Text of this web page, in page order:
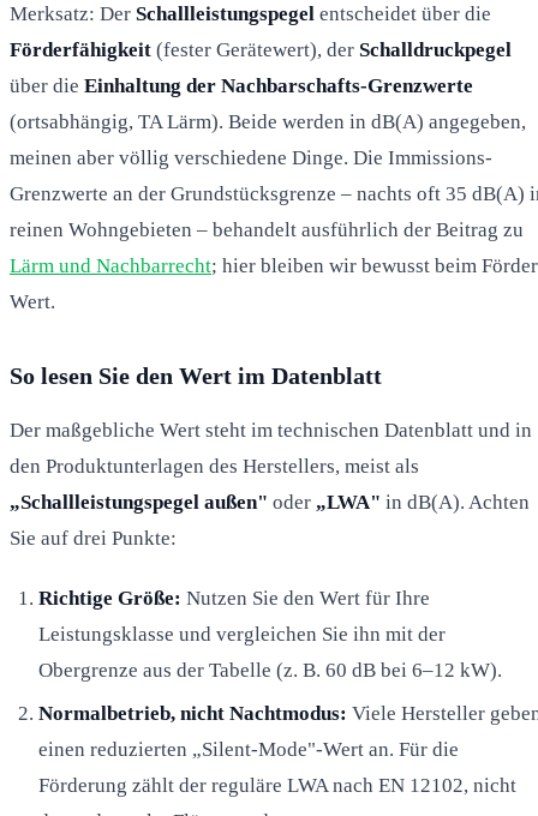
Merksatz: Der Schallleistungspegel entscheidet über die
Förderfähigkeit (fester Gerätewert), der Schalldruckpegel
über die Einhaltung der Nachbarschafts-Grenzwerte
(ortsabhängig, TA Lärm). Beide werden in dB(A) angegeben,
meinen aber völlig verschiedene Dinge. Die Immissions-
Grenzwerte an der Grundstücksgrenze – nachts oft 35 dB(A)
reinen Wohngebieten – behandelt ausführlich der Beitrag zu
Lärm und Nachbarrecht; hier bleiben wir bewusst beim
Wert.
So lesen Sie den Wert im Datenblatt
Der maßgebliche Wert steht im technischen Datenblatt und in
den Produktunterlagen des Herstellers, meist als
„Schallleistungspegel außen" oder „LWA" in dB(A). Achten
Sie auf drei Punkte:
Richtige Größe: Nutzen Sie den Wert für Ihre
Leistungsklasse und vergleichen Sie ihn mit der
Obergrenze aus der Tabelle (z. B. 60 dB bei 6–12 kW).
Normalbetrieb, nicht Nachtmodus: Viele Hersteller
einen reduzierten „Silent-Mode"-Wert an. Für die
Förderung zählt der reguläre LWA nach EN 12102, nicht